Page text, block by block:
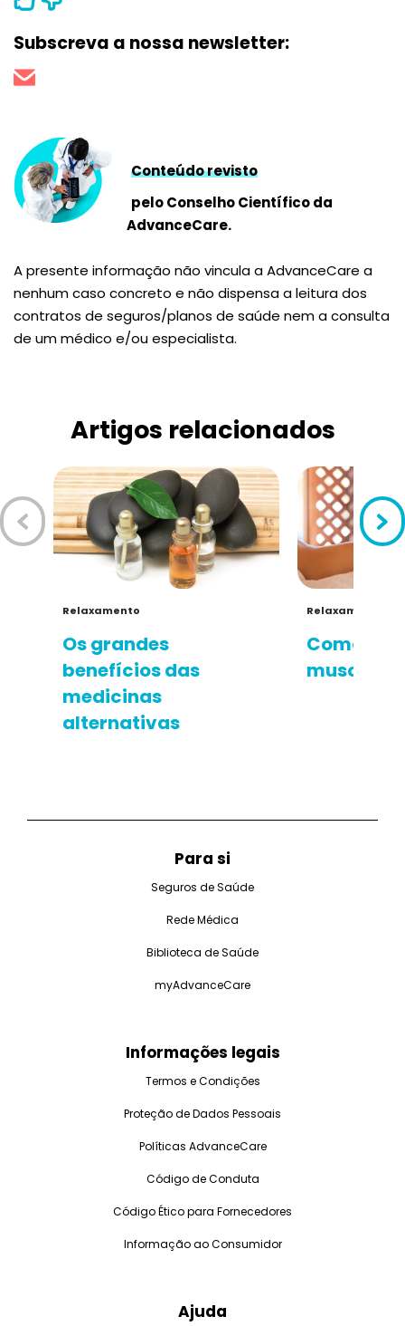
Subscreva a nossa newsletter:
Conteúdo revisto
pelo Conselho Científico da
AdvanceCare.
A presente informação não vincula a AdvanceCare a
nenhum caso concreto e não dispensa a leitura dos
contratos de seguros/planos de saúde nem a consulta
de um médico e/ou especialista.
Artigos relacionados
Relaxamento
Os grandes
benefícios das
medicinas
alternativas
Relaxamento
Como
muscular
Para si
Seguros de Saúde
Rede Médica
Biblioteca de Saúde
myAdvanceCare
Informações legais
Termos e Condições
Proteção de Dados Pessoais
Políticas AdvanceCare
Código de Conduta
Código Ético para Fornecedores
Informação ao Consumidor
Ajuda